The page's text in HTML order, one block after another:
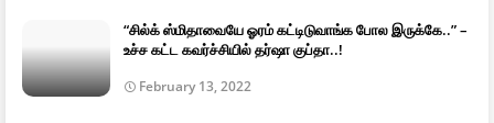
“சில்க் ஸ்மிதாவையே ஓரம் கட்டிடுவாங்க போல இருக்கே..” –
உச்ச கட்ட கவர்ச்சியில் தர்ஷா குப்தா..!
February 13, 2022